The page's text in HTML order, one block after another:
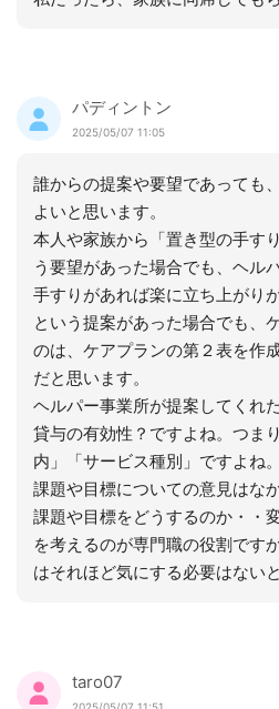
パディントン
2025/05/07 11:05
誰からの提案や要望であっても
よいと思います。
本人や家族から「置き型の手す
う要望があった場合でも、ヘル
手すりがあれば楽に立ち上がり
という提案があった場合でも、
のは、ケアプランの第２表を作
だと思います。
ヘルパー事業所が提案してくれ
貸与の有効性？ですよね。つま
内」「サービス種別」ですよね。
課題や目標についての意見はな
課題や目標をどうするのか・・
を考えるのが専門職の役割です
はそれほど気にする必要はない
taro07
2025/05/07 11:51